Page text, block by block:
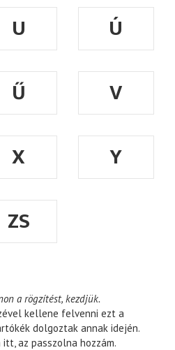
U
Ú
Ű
V
X
Y
ZS
a rögzítést, kezdjük.
kellene felvenni ezt a
dolgoztak annak idején.
az passzolna hozzám.